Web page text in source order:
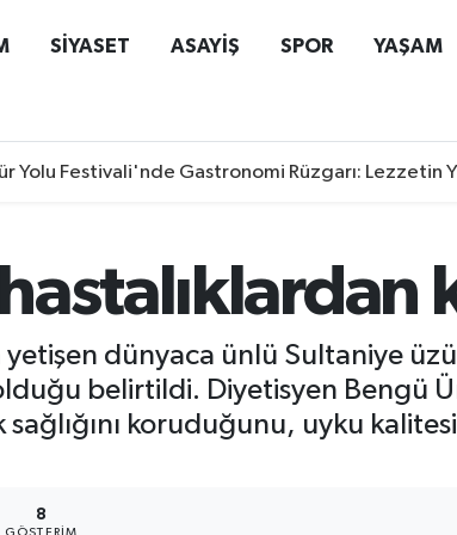
SİYASET ASAYİŞ SPOR YAŞAM
Yolu Festivali'nde Gastronomi Rüzgarı: Lezzetin
yetişen dünyaca ünlü Sultaniye
belirtildi. Diyetisyen Bengü
koruduğunu, uyku
8